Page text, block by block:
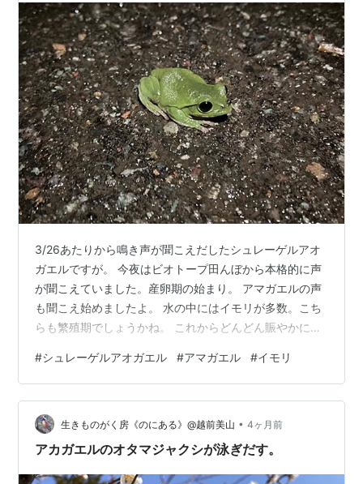
3/26あたりから鳴き声が聞こえだしたシュレーゲルアオ
ガエルですが。 今夜はビオトープ田んぼから本格的に声
が聞こえていました。産卵期の始まり。 アマガエルの声
も聞こえ始めましたよ。 水の中にはイモリが多数。こち
らも繁殖期でしょうかね。 これからどんどん賑やかにな
んブログ村
#シュレーゲルアオガエル #アマガエル #イモリ
生きものがく房《のにある》@越前美山 • 4ヶ月前
アカガエルのオタマジャクシが泳ぎだす。